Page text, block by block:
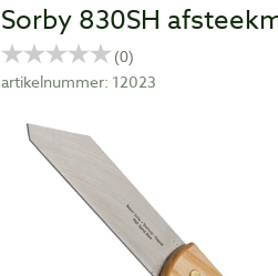
Sorby 830SH
artikelnummer: 12023